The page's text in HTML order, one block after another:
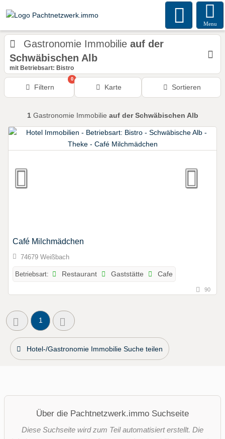
Menu
Gastronomie Immobilie auf der
Schwäbischen Alb
mit Betriebsart: Bistro
Filtern
0
Karte Sortieren
1Gastronomie Immobilie auf der Schwäbischen Alb
Café Milchmädchen
74679 Weißbach
Betriebsart: Restaurant Gaststätte Cafe
90
1
Hotel-/Gastronomie Immobilie Suche teilen
Über die Pachtnetzwerk.immo Suchseite
Diese Suchseite wird zum Teil automatisiert erstellt. Die